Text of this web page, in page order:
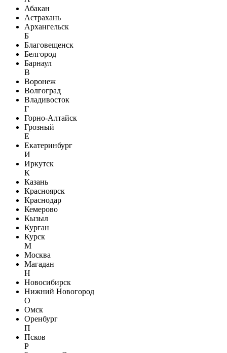
Абакан
Астрахань
Архангельск
Б
Благовещенск
Белгород
Барнаул
В
Воронеж
Волгоград
Владивосток
Г
Горно-Алтайск
Грозный
Е
Екатеринбург
И
Иркутск
К
Казань
Красноярск
Краснодар
Кемерово
Кызыл
Курган
Курск
М
Москва
Магадан
Н
Новосибирск
Нижний Новогород
О
Омск
Оренбург
П
Псков
Р